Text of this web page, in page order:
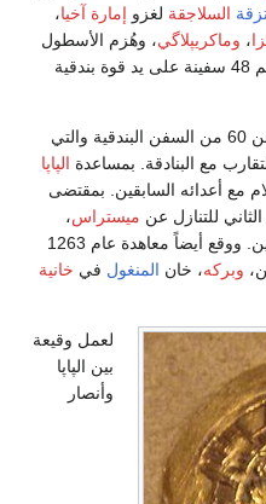
لغزوإمارة آخيا،
، وهُزم الأسطول
والجنوي والذي كان يضم 48 سفينة على يد قوة بندقية
ستپوزي، تخلى ميخائيل الثامن عن 60 من السفن البندقية والتي
البنادقة. بمساعدةالپاپا
السابقين. بمقتضى
عن ميستراس،
للبيزنطيين. ووقع أيضاً معاهدة عام 1263
، خانالمنغولفيخانية
لعمل وقيعة
بين الپاپا
وأنصار